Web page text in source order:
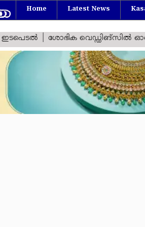
Home Latest News